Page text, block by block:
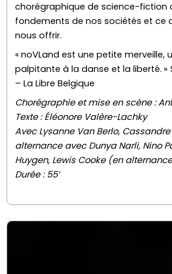
chorégraphique de science-fiction
fondements de nos sociétés et ce
nous offrir.
« noVLand est une petite merveille,
palpitante à la danse et la liberté. »
– La Libre Belgique
Chorégraphie et mise en scène :
Texte : Éléonore Valère-Lachky
Avec Lysanne Van Berlo,
alternance avec Dunya Narli, Nino
Huygen, Lewis Cooke (en
Durée : 55’